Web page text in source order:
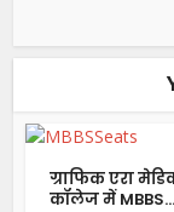
ग्राफिक एरा
कॉलेज में MBBS...